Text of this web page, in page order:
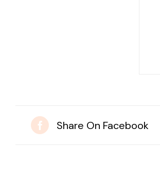
Share On Facebook